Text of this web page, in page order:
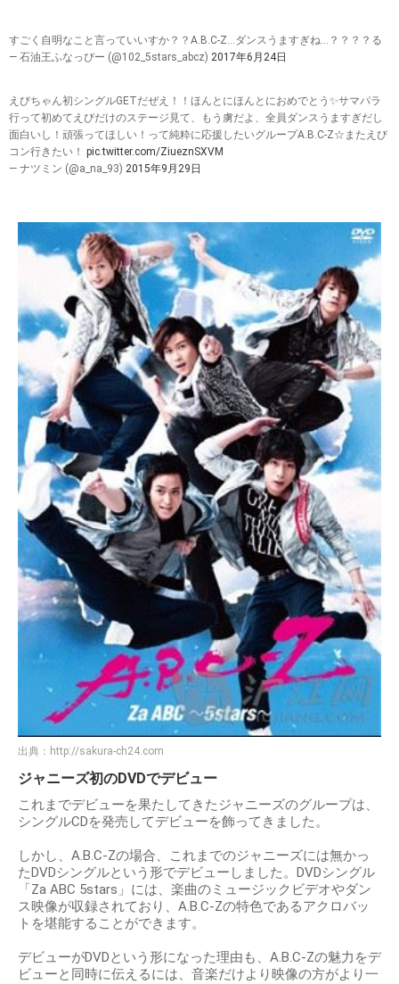
すごく自明なこと言っていいすか？？A.B.C-Z…ダンスうますぎね…？？？？る
— 石油王ふなっぴー (@102_5stars_abcz) 2017年6月24日
えびちゃん初シングルGETだぜえ！！ほんとにほんとにおめでとう✨サマパラ
行って初めてえびだけのステージ見て、もう虜だよ、全員ダンスうますぎだし
面白いし！頑張ってほしい！って純粋に応援したいグループA.B.C-Z☆またえび
コン行きたい！ pic.twitter.com/ZiueznSXVM
— ナツミン (@a_na_93) 2015年9月29日
出典： http://sakura-ch24.com
ジャニーズ初のDVDでデビュー
これまでデビューを果たしてきたジャニーズのグループは、
シングルCDを発売してデビューを飾ってきました。
しかし、A.B.C-Zの場合、これまでのジャニーズには無かっ
たDVDシングルという形でデビューしました。DVDシングル
「Za ABC 5stars」には、楽曲のミュージックビデオやダン
ス映像が収録されており、A.B.C-Zの特色であるアクロバッ
トを堪能することができます。
デビューがDVDという形になった理由も、A.B.C-Zの魅力をデ
ビューと同時に伝えるには、音楽だけより映像の方がより一